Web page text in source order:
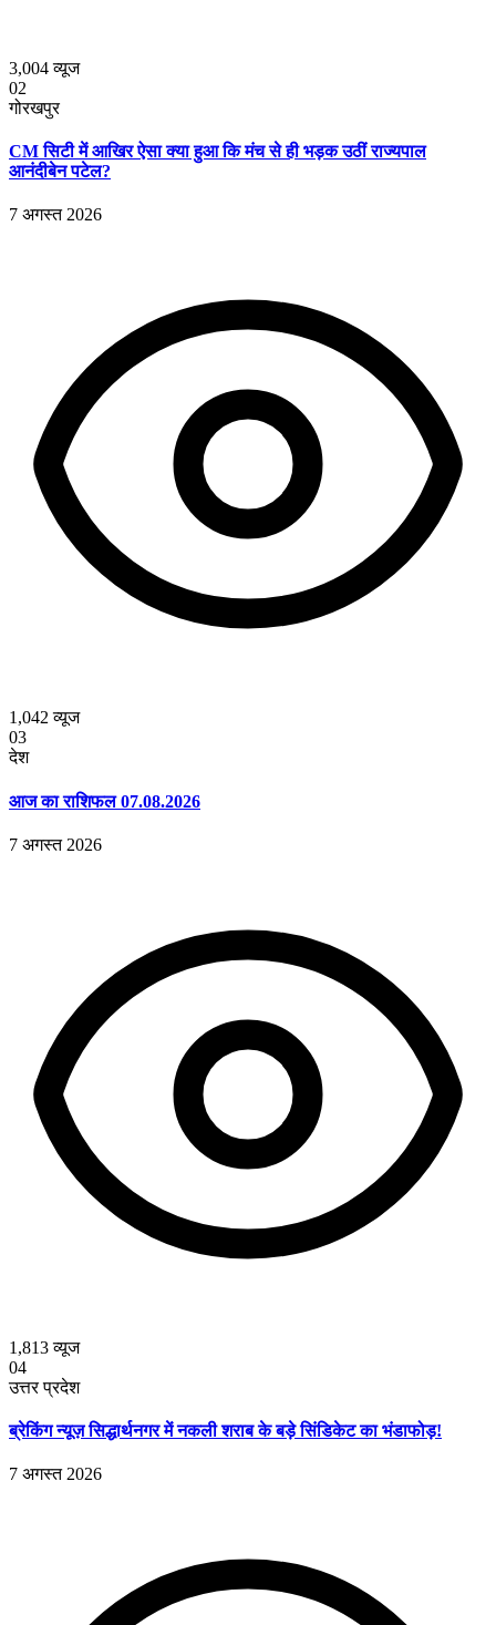
3,004व्यूज
02
गोरखपुर
CM सिटी में आखिर ऐसा क्या हुआ कि मंच से ही भड़क उठीं राज्यपाल
आनंदीबेन पटेल?
7 अगस्त 2026
1,042 व्यूज
03
देश
आज का राशिफल 07.08.2026
7 अगस्त 2026
1,813व्यूज
04
उत्तर प्रदेश
ब्रेकिंग न्यूज़ सिद्धार्थनगर में नकली शराब के बड़े सिंडिकेट का भंडाफोड़!
7 अगस्त 2026